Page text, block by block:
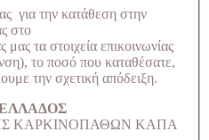
για την κατάθεση στην
στο
τα στοιχεία επικοινωνίας
το ποσό που καταθέσατε,
την σχετική απόδειξη.
ΚΑΡΚΙΝΟΠΑΘΩΝ ΚΑΠΑ